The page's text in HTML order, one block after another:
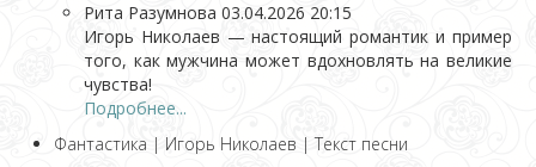
Рита Разумнова 03.04.2026 20:15
Игорь Николаев — настоящий романтик и пример
того, как мужчина может вдохновлять на великие
чувства!
Подробнее...
Фантастика | Игорь Николаев | Текст песни